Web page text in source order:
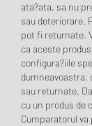
ata?ata, sa nu
sau deteriorare.
pot fi returnate.
ca aceste
configura?iile
dumneavoastra,
sau returnate.
cu un produs de
Cumparatorul